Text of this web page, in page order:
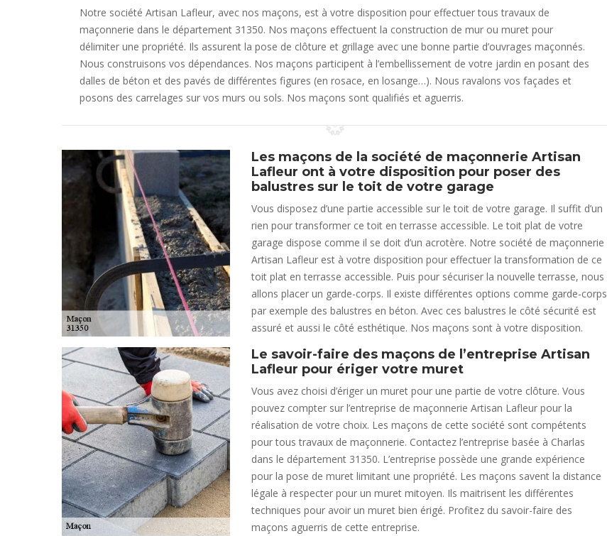
Notre société Artisan Lafleur, avec nos maçons, est à votre disposition pour effectuer tous travaux de
maçonnerie dans le département 31350. Nos maçons effectuent la construction de mur ou muret pour
délimiter une propriété. Ils assurent la pose de clôture et grillage avec une bonne partie d’ouvrages maçonnés.
Nous construisons vos dépendances. Nos maçons participent à l’embellissement de votre jardin en posant des
dalles de béton et des pavés de différentes figures (en rosace, en losange…). Nous ravalons vos façades et
posons des carrelages sur vos murs ou sols. Nos maçons sont qualifiés et aguerris.
Les maçons de la société de maçonnerie Artisan
Lafleur ont à votre disposition pour poser des
balustres sur le toit de votre garage
Vous disposez d’une partie accessible sur le toit de votre garage. Il suffit d’un
rien pour transformer ce toit en terrasse accessible. Le toit plat de votre
garage dispose comme il se doit d’un acrotère. Notre société de maçonnerie
Artisan Lafleur est à votre disposition pour effectuer la transformation de ce
toit plat en terrasse accessible. Puis pour sécuriser la nouvelle terrasse, nous
allons placer un garde-corps. Il existe différentes options comme garde-corps
par exemple des balustres en béton. Avec ces balustres le côté sécurité est
assuré et aussi le côté esthétique. Nos maçons sont à votre disposition.
Le savoir-faire des maçons de l’entreprise Artisan
Lafleur pour ériger votre muret
Vous avez choisi d’ériger un muret pour une partie de votre clôture. Vous
pouvez compter sur l’entreprise de maçonnerie Artisan Lafleur pour la
réalisation de votre choix. Les maçons de cette société sont compétents
pour tous travaux de maçonnerie. Contactez l’entreprise basée à Charlas
dans le département 31350. L’entreprise possède une grande expérience
pour la pose de muret limitant une propriété. Les maçons savent la distance
légale à respecter pour un muret mitoyen. Ils maitrisent les différentes
techniques pour avoir un muret bien érigé. Profitez du savoir-faire des
maçons aguerris de cette entreprise.